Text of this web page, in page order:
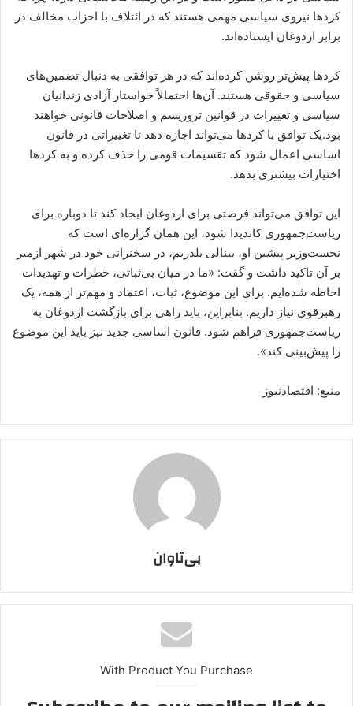
کردها نیروی سیاسی مهمی هستند که در ائتلاف با احزاب مخالف در
برابر اردوغان ایستاده‌اند.
کردها پیش‌تر روشن کرده‌اند که در هر توافقی به دنبال تضمین‌های
سیاسی و حقوقی هستند. آن‌ها احتمالاً خواستار آزادی زندانیان
سیاسی و تغییرات در قوانین تروریسم و اصلاحات قانونی خواهند
بود.یک توافق با کردها می‌تواند اجازه دهد تا تغییراتی در قانون
اساسی اعمال شود که تقسیمات قومی را حذف کرده و به کردها
اختیارات بیشتری بدهد.
این توافق می‌تواند فرصتی برای اردوغان ایجاد کند تا دوباره برای
ریاست‌جمهوری کاندیدا شود، این همان گزاره‌ای است که
نخست‌وزیر پیشین او، بینالی یلدریم، در سخنرانی خود در شهر ازمیر
بر آن تاکید داشت و گفت: «ما در میان بی‌ثباتی، خطرات و تهدیدات
احاطه شده‌ایم. برای این موضوع، ثبات، اعتماد و مهم‌تر از همه، یک
رهبرقوی نیاز داریم. بنابراین، باید راهی برای بازگشت اردوغان به
ریاست‌جمهوری فراهم شود. قانون اساسی جدید نیز باید این موضوع
را پیش‌بینی کند».
منبع: اقتصادنیوز
بی‌تاوان
With Product You Purchase